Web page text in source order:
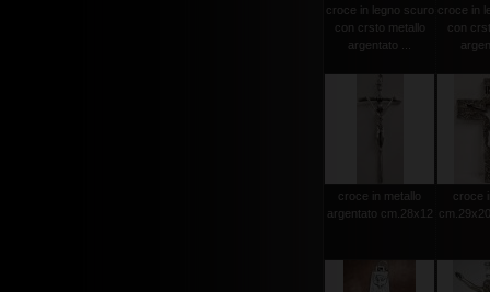
croce in legno scuro
con crsto metallo
argentato ...
croce in
con
croce in metallo
argentato cm.28x12
croce